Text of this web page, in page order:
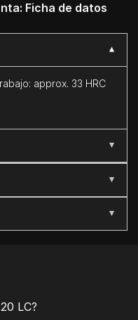
Ficha de datos
approx. 33 HRC
12.5
0.4
y de moldes
maquinado y
piezas de montaje,
y de agua, piezas
LC?